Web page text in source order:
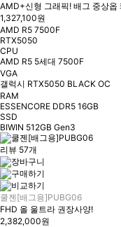
AMD+신형 그래픽! 배그 중상옵
1,327,100원
AMD R5 7500F
RTX5050
CPU
AMD R5 5세대 7500F
VGA
갤럭시 RTX5050 BLACK OC
RAM
ESSENCORE DDR5 16GB
SSD
BIWIN 512GB Gen3
리뷰 57개
쿨젠[배그용]PUBG06
FHD 올 울트라 권장사양!
2,382,000원